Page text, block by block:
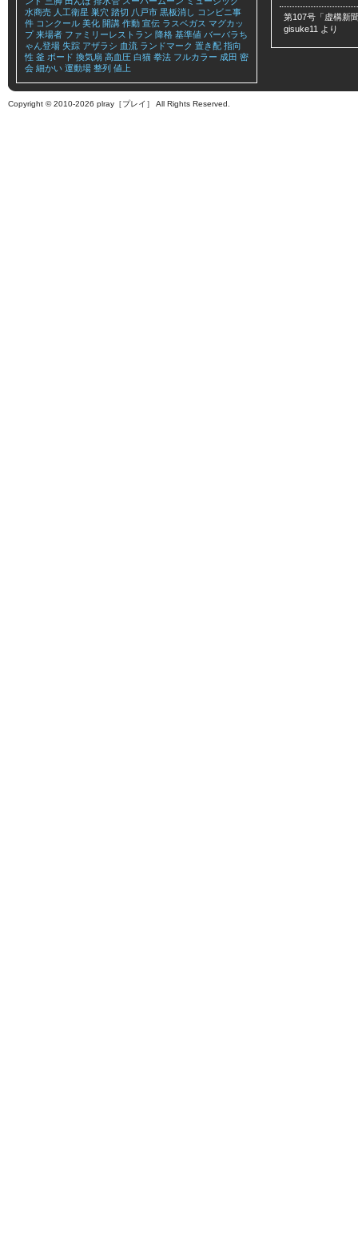
水商売 人工衛星 巣穴 踏切 八戸市 黒板消し コンビニ事
件 コンクール 美化 開講 作動 宣伝 ラスベガス マグカッ
プ 来場者 ファミリーレストラン 降格 基準値 バーバラち
ゃん登場 失踪 アザラシ 血流 ランドマーク 置き配 指向
性 釜 ボード 換気扇 高血圧 白猫 拳法 フルカラー 成田 密
会 細かい 運動場 整列 値上
第107号「虚構新
gisuke11 より
Copyright © 2010-2026 plray［プレイ］ All Rights Reserved.